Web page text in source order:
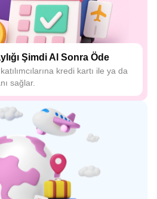
Şimdi Al Sonra Öde
kredi kartı ile ya da
sağlar.